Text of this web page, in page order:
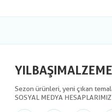
Sezon ürünleri, yeni çıkan
SOSYAL MEDYA